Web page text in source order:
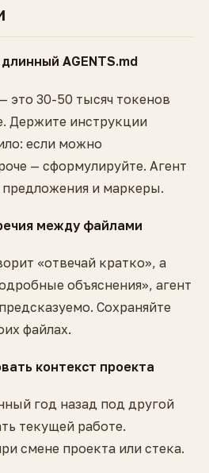
AGENTS.md
это 30-50 тысяч токенов
Держите инструкции
если можно
— сформулируйте. Агент
и маркеры.
между файлами
«отвечай кратко», а
объяснения», агент
Сохраняйте
файлах.
контекст проекта
год назад под другой
текущей работе.
смене проекта или стека.